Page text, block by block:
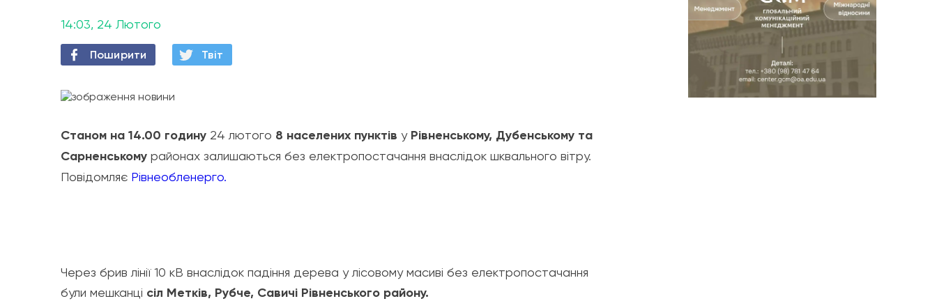
14:03, 24 Лютого
Поширити Твiт
Станом на 14.00 годину 24 лютого 8 населених пунктів уРівненському, Дубенському та
Сарненському районах залишаються без електропостачання внаслідок шквального вітру.
Повідомляє Рівнеобленерго.
Через брив лінії 10 кВ внаслідок падіння дерева у лісовому масиві без електропостачання
були мешканці сіл Метків, Рубче, Савичі Рівненського району.